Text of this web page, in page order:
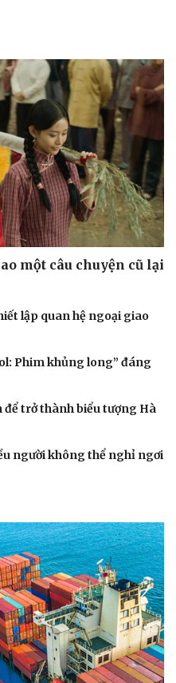
một câu chuyện cũ lại
lập quan hệ ngoại giao
Phim khủng long” đáng
để trở thành biểu tượng Hà
người không thể nghỉ ngơi